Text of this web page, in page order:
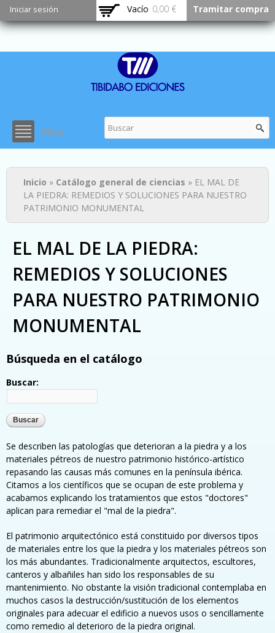
Pasar al
contenido
principal
Iniciar sesión Vacío 0,00 € Tramitar compra
Menu
Usted está aquí
Inicio » Catálogo general de ciencias » EL MAL DE
LA PIEDRA: REMEDIOS Y SOLUCIONES PARA NUESTRO
PATRIMONIO MONUMENTAL
EL MAL DE LA PIEDRA:
REMEDIOS Y SOLUCIONES
PARA NUESTRO PATRIMONIO
MONUMENTAL
Búsqueda en el catálogo
Buscar:
Se describen las patologías que deterioran a la piedra y a los
materiales pétreos de nuestro patrimonio histórico-artístico
repasando las causas más comunes en la península ibérica.
Citamos a los científicos que se ocupan de este problema y
acabamos explicando los tratamientos que estos "doctores"
aplican para remediar el "mal de la piedra".
El patrimonio arquitectónico está constituido por diversos tipos
de materiales entre los que la piedra y los materiales pétreos son
los más abundantes. Tradicionalmente arquitectos, escultores,
canteros y albañiles han sido los responsables de su
mantenimiento. No obstante la visión tradicional contemplaba en
muchos casos la destrucción/sustitución de los elementos
originales para adecuar el edificio a nuevos usos o sencillamente
como remedio al deterioro de la piedra original.